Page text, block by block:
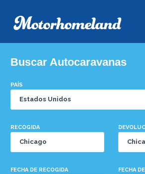
Buscar Autocaravanas
PAÍS
RECOGIDA
FECHA DE RECOGIDA FECHA